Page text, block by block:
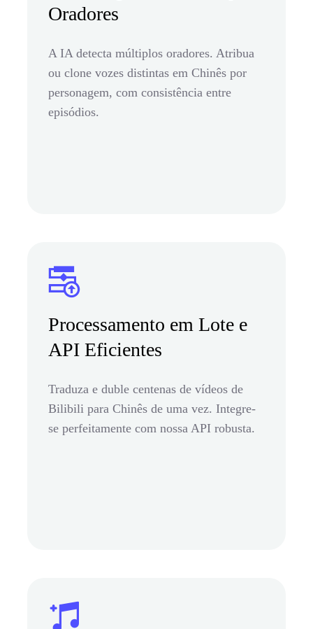
Oradores
A IA detecta múltiplos oradores. Atribua
ou clone vozes distintas em Chinês por
personagem, com consistência entre
episódios.
Processamento em Lote e
API Eficientes
Traduza e duble centenas de vídeos de
Bilibili para Chinês de uma vez. Integre-
se perfeitamente com nossa API robusta.